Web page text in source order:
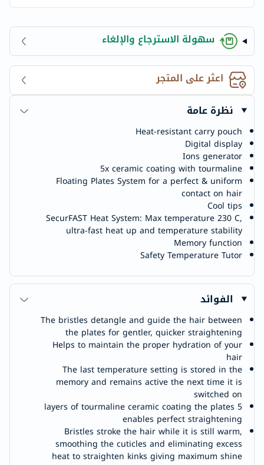
سهولة الاسترجاع والإلغاء
اعثر على المتجر
نظرة عامة
Heat-resistant carry pouch
Digital display
Ions generator
5x ceramic coating with tourmaline
Floating Plates System for a perfect & uniform
contact on hair
Cool tips
SecurFAST Heat System: Max temperature 230 C,
ultra-fast heat up and temperature stability
Memory function
Safety Temperature Tutor
الفوائد
The bristles detangle and guide the hair between
the plates for gentler, quicker straightening
Helps to maintain the proper hydration of your
hair
The last temperature setting is stored in the
memory and remains active the next time it is
switched on
5 layers of tourmaline ceramic coating the plates
enables perfect straightening
Bristles stroke the hair while it is still warm,
smoothing the cuticles and eliminating excess
heat to straighten kinks giving maximum shine